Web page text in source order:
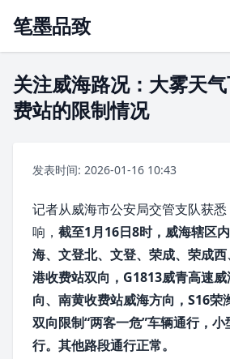
笔墨品致
关注威海路况：大雾天
费站的限制情况
发表时间: 2026-01-16 10:43
记者从威海市公安局交管支队获
响， 截至1月16日8时， 威海辖区内
海、 文登北、 文登、 荣成、荣成
港收费站双向，G1813威青高速威
向、南黄收费站威海方向，S16荣
双向限制“两客一危”车辆通行，
行。其他路段通行正常。